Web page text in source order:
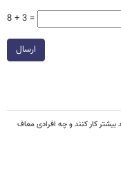
8 + 3 =
ارسال
کار کنند و چه افرادی معاف